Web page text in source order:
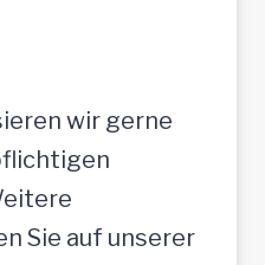
wir gerne
Sie auf unserer